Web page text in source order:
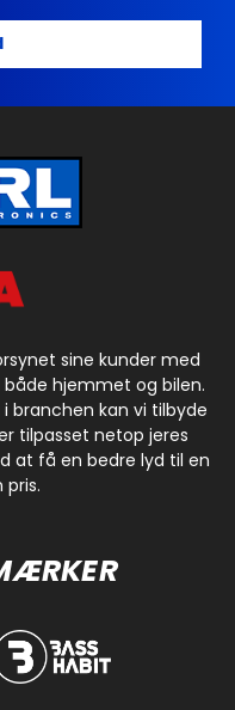
sine kunder med
hjemmet og bilen.
branchen kan vi tilbyde
tilpasset netop jeres
at få en bedre lyd til en